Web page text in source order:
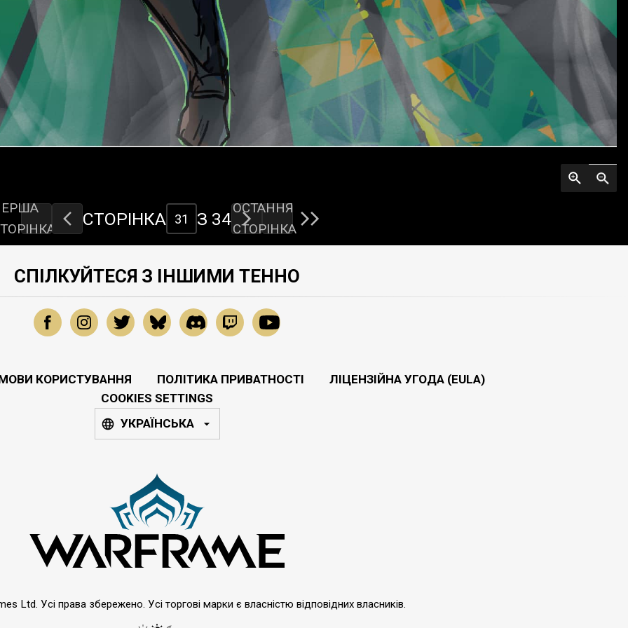
СТОРІНКА З 34
ОСТАННЯ
СТОРІНКА
СПІЛКУЙТЕСЯ З ІНШИМИ ТЕННО
КОРИСТУВАННЯ ПОЛІТИКА ПРИВАТНОСТІ
ЛІЦЕНЗІЙНА УГОДА (EULA)
COOKIES SETTINGS
УКРАЇНСЬКА
Ltd. Усі права збережено. Усі торгові марки є власністю відповідних власників.